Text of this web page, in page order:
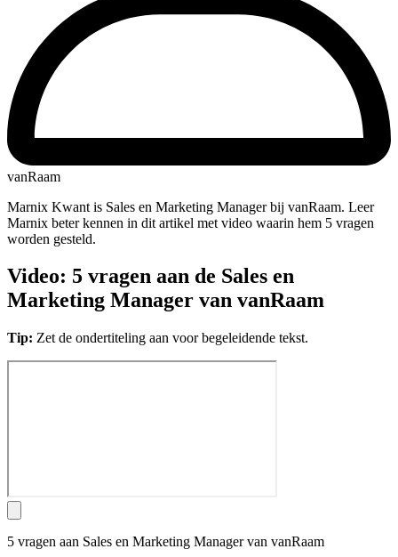
vanRaam
Marnix Kwant is Sales en Marketing Manager bij vanRaam. Leer
Marnix beter kennen in dit artikel met video waarin hem 5 vragen
worden gesteld.
Video: 5 vragen aan de Sales en
Marketing Manager van vanRaam
Tip: Zet de ondertiteling aan voor begeleidende tekst.
5 vragen aan Sales en Marketing Manager van vanRaam